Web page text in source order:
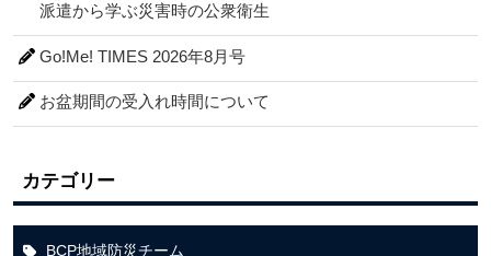
派遣から学ぶ災害時の公衆衛生
Go!Me! TIMES 2026年8月号
お盆期間の受入れ時間について
カテゴリー
BCP地域防災チーム